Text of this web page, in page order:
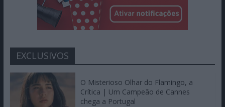
EXCLUSIVOS
O Misterioso Olhar do Flamingo, a
Crítica | Um Campeão de Cannes
chega a Portugal